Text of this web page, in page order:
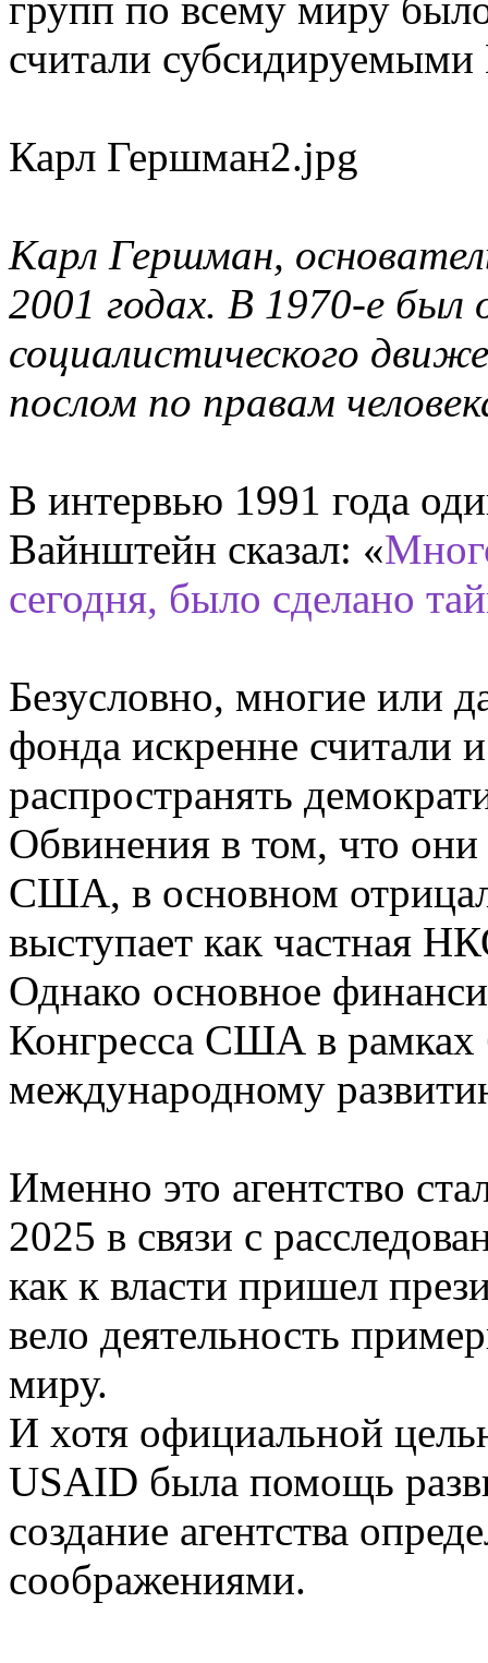
групп по всему миру
считали
Карл Гершман2.jpg
Карл Гершман,
2001 годах. В 1970-е был
социалистического
послом по правам
В интервью 1991 года
Вайнштейн сказал: «
сегодня, было сделано
Безусловно, многие или
фонда искренне считали
распространять
Обвинения в том, что они
США, в основном
выступает как частная
Однако основное
Конгресса США в
международному
Именно это агентство
2025 в связи с
как к власти пришел
вело деятельность
миру.
И хотя официальной
USAID была помощь
создание агентства
соображениями.